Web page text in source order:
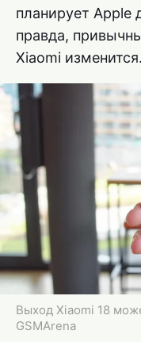
планирует Apple
правда,
Xiaomi изменится.
Выход Xiaomi 18
GSMArena